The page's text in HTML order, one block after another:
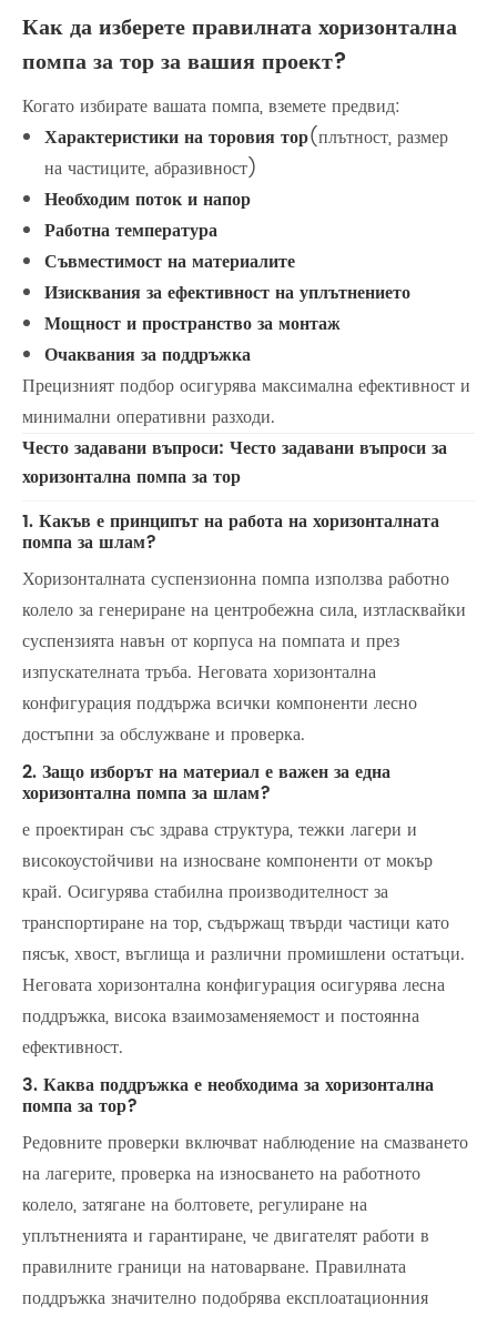
Как да изберете правилната хоризонтална
помпа за тор за вашия проект?
Когато избирате вашата помпа, вземете предвид:
Характеристики на торовия тор(плътност, размер
на частиците, абразивност)
Необходим поток и напор
Работна температура
Съвместимост на материалите
Изисквания за ефективност на уплътнението
Мощност и пространство за монтаж
Очаквания за поддръжка
Прецизният подбор осигурява максимална ефективност и
минимални оперативни разходи.
Често задавани въпроси: Често задавани въпроси за
хоризонтална помпа за тор
1. Какъв е принципът на работа на хоризонталната
помпа за шлам?
Хоризонталната суспензионна помпа използва работно
колело за генериране на центробежна сила, изтласквайки
суспензията навън от корпуса на помпата и през
изпускателната тръба. Неговата хоризонтална
конфигурация поддържа всички компоненти лесно
достъпни за обслужване и проверка.
2. Защо изборът на материал е важен за една
хоризонтална помпа за шлам?
е проектиран със здрава структура, тежки лагери и
високоустойчиви на износване компоненти от мокър
край. Осигурява стабилна производителност за
транспортиране на тор, съдържащ твърди частици като
пясък, хвост, въглища и различни промишлени остатъци.
Неговата хоризонтална конфигурация осигурява лесна
поддръжка, висока взаимозаменяемост и постоянна
ефективност.
3. Каква поддръжка е необходима за хоризонтална
помпа за тор?
Редовните проверки включват наблюдение на смазването
на лагерите, проверка на износването на работното
колело, затягане на болтовете, регулиране на
уплътненията и гарантиране, че двигателят работи в
правилните граници на натоварване. Правилната
поддръжка значително подобрява експлоатационния